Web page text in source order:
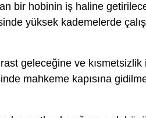
bir hobinin iş haline
yüksek kademelerde
rast geleceğine ve
mahkeme kapısına